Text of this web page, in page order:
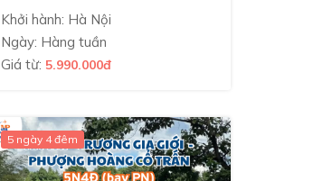
Khởi hành: Hà Nội
Ngày: Hàng tuần
Giá từ: 5.990.000đ
5 ngày 4 đêm